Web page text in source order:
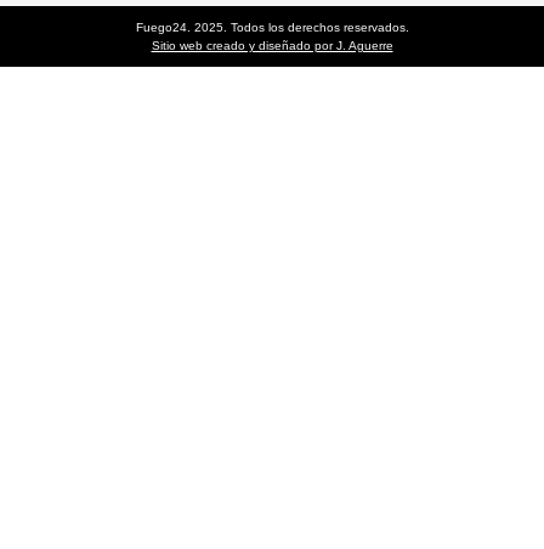
Fuego24. 2025. Todos los derechos reservados.
Sitio web creado y diseñado por J. Aguerre